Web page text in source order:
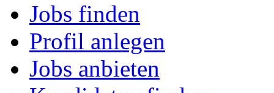
Jobs finden
Profil anlegen
Jobs anbieten